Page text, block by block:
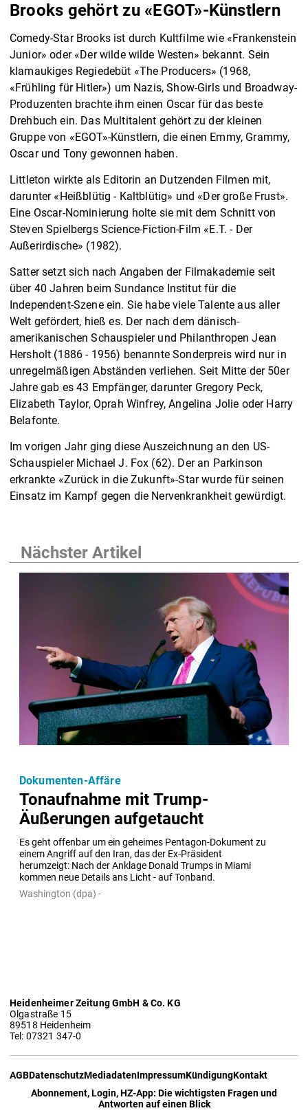
Brooks gehört zu «EGOT»-Künstlern
Comedy-Star Brooks ist durch Kultfilme wie «Frankenstein
Junior» oder «Der wilde wilde Westen» bekannt. Sein
klamaukiges Regiedebüt «The Producers» (1968,
«Frühling für Hitler») um Nazis, Show-Girls und Broadway-
Produzenten brachte ihm einen Oscar für das beste
Drehbuch ein. Das Multitalent gehört zu der kleinen
Gruppe von «EGOT»-Künstlern, die einen Emmy, Grammy,
Oscar und Tony gewonnen haben.
Littleton wirkte als Editorin an Dutzenden Filmen mit,
darunter «Heißblütig - Kaltblütig» und «Der große Frust».
Eine Oscar-Nominierung holte sie mit dem Schnitt von
Steven Spielbergs Science-Fiction-Film «E.T. - Der
Außerirdische» (1982).
Satter setzt sich nach Angaben der Filmakademie seit
über 40 Jahren beim Sundance Institut für die
Independent-Szene ein. Sie habe viele Talente aus aller
Welt gefördert, hieß es. Der nach dem dänisch-
amerikanischen Schauspieler und Philanthropen Jean
Hersholt (1886 - 1956) benannte Sonderpreis wird nur in
unregelmäßigen Abständen verliehen. Seit Mitte der 50er
Jahre gab es 43 Empfänger, darunter Gregory Peck,
Elizabeth Taylor, Oprah Winfrey, Angelina Jolie oder Harry
Belafonte.
Im vorigen Jahr ging diese Auszeichnung an den US-
Schauspieler Michael J. Fox (62). Der an Parkinson
erkrankte «Zurück in die Zukunft»-Star wurde für seinen
Einsatz im Kampf gegen die Nervenkrankheit gewürdigt.
Nächster Artikel
Tonaufnahme mit Trump-
Äußerungen aufgetaucht
Es geht offenbar um ein geheimes Pentagon-Dokument zu
einem Angriff auf den Iran, das der Ex-Präsident
herumzeigt: Nach der Anklage Donald Trumps in Miami
kommen neue Details ans Licht - auf Tonband.
Dokumenten-Affäre
Washington (dpa) -
Heidenheimer Zeitung GmbH & Co. KG
Olgastraße 15
89518 Heidenheim
Tel: 07321 347-0
AGBDatenschutzMediadatenImpressumKündigungKontakt
Abonnement, Login, HZ-App: Die wichtigsten Fragen und
Antworten auf einen Blick